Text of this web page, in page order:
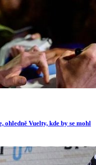
Vuelty, kde by se mohl